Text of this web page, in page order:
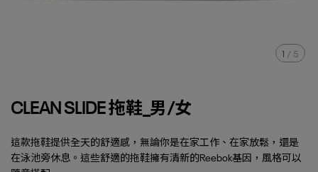
1 / 5
CLEAN SLIDE 拖鞋_男/女
這款拖鞋提供全天的舒適感，無論你是在家工作、在家放鬆，還是
在泳池旁休息。這些舒適的拖鞋擁有清新的Reebok基因，風格可以